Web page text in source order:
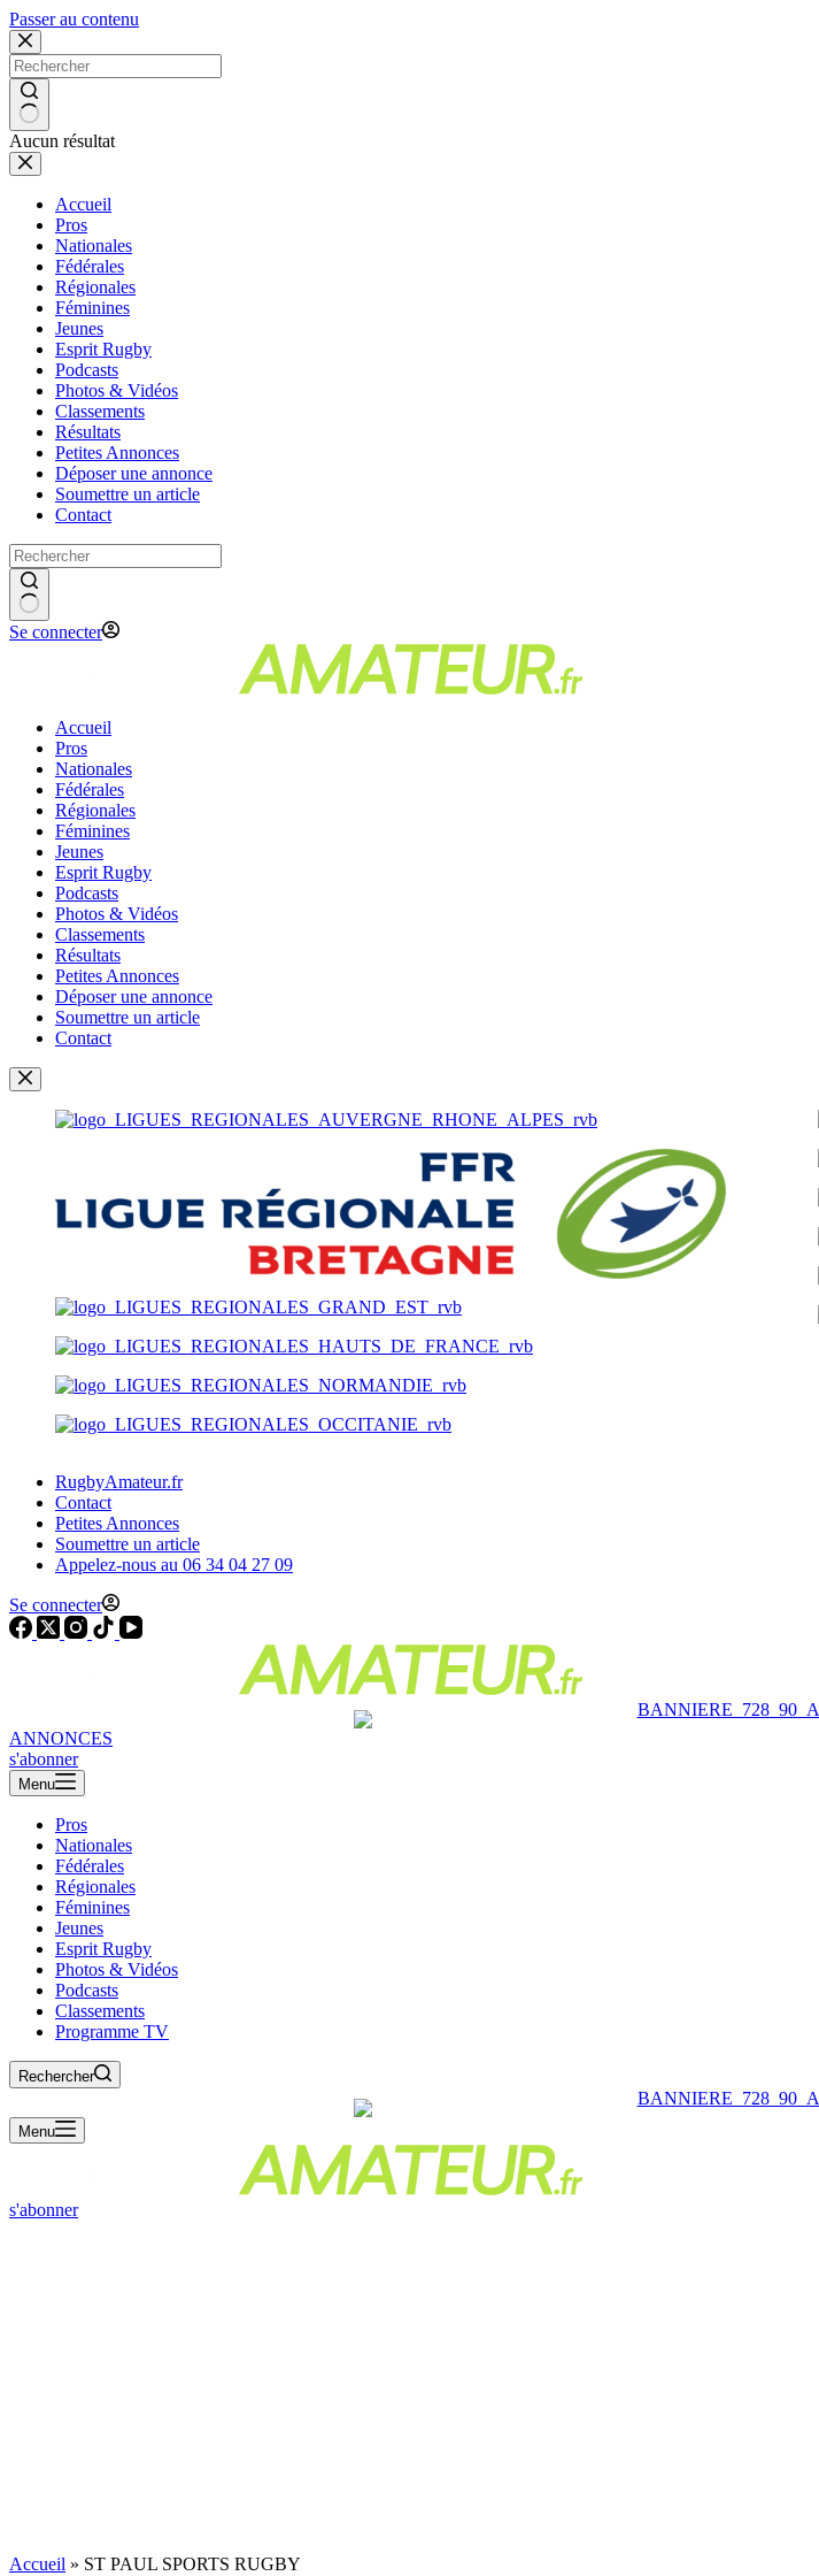
Passer au contenu
Aucun résultat
Accueil
Pros
Nationales
Fédérales
Régionales
Féminines
Jeunes
Esprit Rugby
Podcasts
Photos & Vidéos
Classements
Résultats
Petites Annonces
Déposer une annonce
Soumettre un article
Contact
Se connecter
Accueil
Pros
Nationales
Fédérales
Régionales
Féminines
Jeunes
Esprit Rugby
Podcasts
Photos & Vidéos
Classements
Résultats
Petites Annonces
Déposer une annonce
Soumettre un article
Contact
RugbyAmateur.fr
Contact
Petites Annonces
Soumettre un article
Appelez-nous au 06 34 04 27 09
Se connecter
ANNONCES
s'abonner
Menu
Pros
Nationales
Fédérales
Régionales
Féminines
Jeunes
Esprit Rugby
Photos & Vidéos
Podcasts
Classements
Programme TV
Rechercher
Menu
s'abonner
Accueil » ST PAUL SPORTS RUGBY